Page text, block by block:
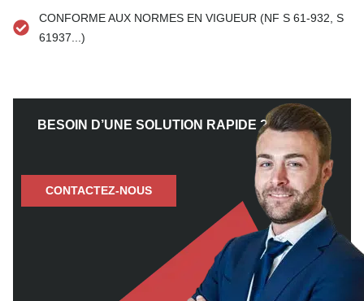
CONFORME AUX NORMES EN VIGUEUR (NF S 61-932, S
61937...)
BESOIN D’UNE SOLUTION RAPIDE ?
CONTACTEZ-NOUS